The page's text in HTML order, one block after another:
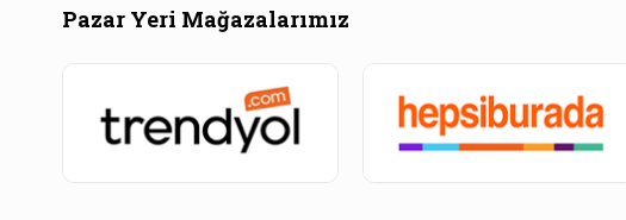
Pazar Yeri Mağazalarımız